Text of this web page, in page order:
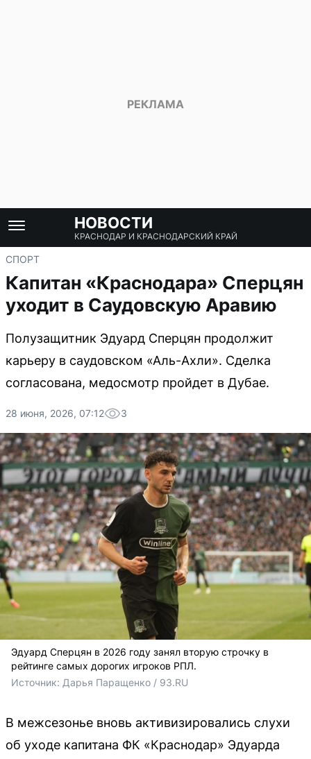
НОВОСТИ
КРАСНОДАР И КРАСНОДАРСКИЙ КРАЙ
СПОРТ
Капитан «Краснодара» Сперцян
уходит в Саудовскую Аравию
Полузащитник Эдуард Сперцян продолжит
карьеру в саудовском «Аль-Ахли». Сделка
согласована, медосмотр пройдет в Дубае.
28 июня, 2026, 07:12 3
Эдуард Сперцян в 2026 году занял вторую строчку в
рейтинге самых дорогих игроков РПЛ.
Источник: Дарья Паращенко / 93.RU
В межсезонье вновь активизировались слухи
об уходе капитана ФК «Краснодар» Эдуарда